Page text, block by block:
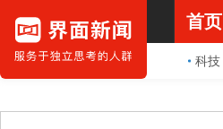
首页
科技